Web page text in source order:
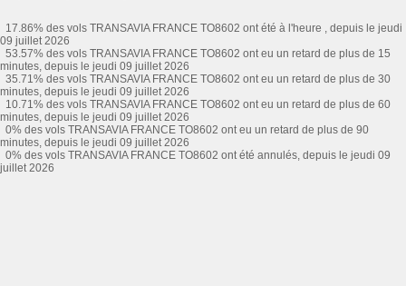
17.86% des vols TRANSAVIA FRANCE TO8602 ont été à l'heure , depuis le jeudi
09 juillet 2026
53.57% des vols TRANSAVIA FRANCE TO8602 ont eu un retard de plus de 15
minutes, depuis le jeudi 09 juillet 2026
35.71% des vols TRANSAVIA FRANCE TO8602 ont eu un retard de plus de 30
minutes, depuis le jeudi 09 juillet 2026
10.71% des vols TRANSAVIA FRANCE TO8602 ont eu un retard de plus de 60
minutes, depuis le jeudi 09 juillet 2026
0% des vols TRANSAVIA FRANCE TO8602 ont eu un retard de plus de 90
minutes, depuis le jeudi 09 juillet 2026
0% des vols TRANSAVIA FRANCE TO8602 ont été annulés, depuis le jeudi 09
juillet 2026